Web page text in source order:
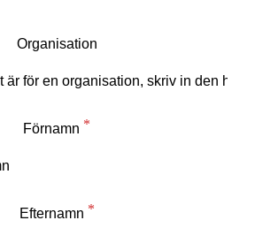
Organisation
Förnamn
Efternamn